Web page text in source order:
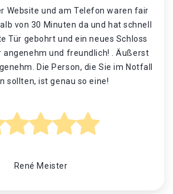
Website und am Telefon waren fair
von 30 Minuten da und hat schnell
Tür gebohrt und ein neues Schloss
angenehm und freundlich! . Äußerst
Die Person, die Sie im Notfall
sollten, ist genau so eine!
René Meister